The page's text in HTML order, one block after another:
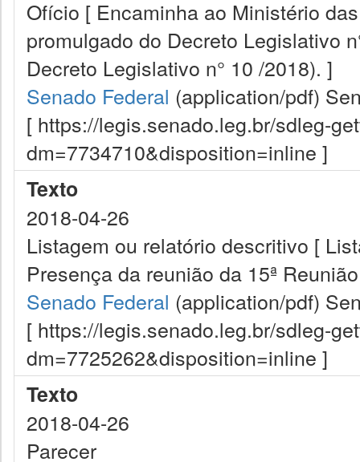
Ofício [ Encaminha ao Ministério
promulgado do Decreto Legislativo
Decreto Legislativo n° 10 /2018). ]
Senado Federal (application/pdf)
[ https://legis.senado.leg.br/sdleg-
dm=7734710&disposition=inline ]
Texto
2018-04-26
Listagem ou relatório descritivo [
Presença da reunião da 15ª
Senado Federal (application/pdf)
[ https://legis.senado.leg.br/sdleg-
dm=7725262&disposition=inline ]
Texto
2018-04-26
Parecer